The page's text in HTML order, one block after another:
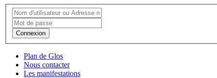
Connexion
Plan de Glos
Nous contacter
Les manifestations